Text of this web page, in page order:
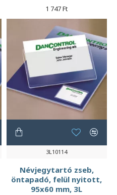
1 747 Ft
3L10114
Névjegytartó zseb,
öntapadó, felül nyitott,
95x60 mm, 3L